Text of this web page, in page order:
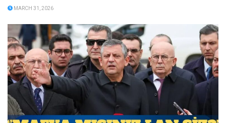
MARCH 31, 2026